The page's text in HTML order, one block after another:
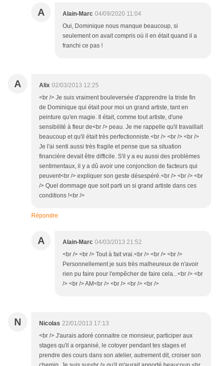
A Alain-Marc 04/09/2020 11:04
Oui, Dominique nous manque beaucoup, si
seulement on avait compris où il en était quand il a
franchi ce pas !
A Alix 02/03/2013 12:25
<br /> Je suis vraiment bouleversée d'apprendre la triste fin
de Dominique qui était pour moi un grand artiste, tant en
peinture qu'en magie. Il était, comme tout artiste, d'une
sensibilité à fleur de<br /> peau. Je me rappelle qu'il travaillait
beaucoup et qu'il était très perfectionniste.<br /> <br /> <br />
Je l'ai senti aussi très fragile et pense que sa situation
financière devait être difficile. S'il y a eu aussi des problèmes
sentimentaux, il y a dû avoir une conjonction de facteurs qui
peuvent<br /> expliquer son geste désespéré.<br /> <br /> <br
/> Quel dommage que soit parti un si grand artiste dans ces
conditions !<br />
Répondre
A Alain-Marc 04/03/2013 21:52
<br /> <br /> Tout à fait vrai.<br /> <br /> <br />
Personnellement je suis très malheureux de n'avoir
rien pu faire pour l'empêcher de faire cela...<br /> <br
/> <br /> AM<br /> <br /> <br /> <br />
N Nicolas 22/01/2013 17:13
<br /> J'aurais adoré connaitre ce monsieur, participer aux
stages qu'il a organisé, le cotoyer pendant tes stages et
prendre des cours dans son atelier, autrement dit, croiser son